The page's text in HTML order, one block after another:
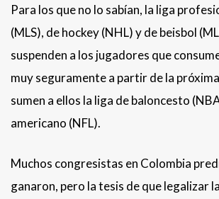
Para los que no lo sabían, la liga
(MLS), de hockey (NHL) y de beisbol
suspenden a los jugadores que
muy seguramente a partir de la
sumen a ellos la liga de baloncesto
americano (NFL).
Muchos congresistas en Colombia
ganaron, pero la tesis de que legalizar